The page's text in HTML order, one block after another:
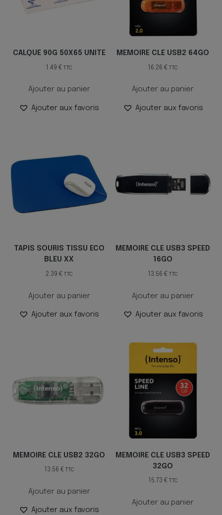
CALQUE 90G 50X65 UNITE
1.49€ TTC
Ajouter au panier
Ajouter aux favoris
MEMOIRE CLE USB2 64GO
16.26€ TTC
Ajouter au panier
Ajouter aux favoris
TAPIS SOURIS TISSU ECO
BLEU XX
2.39 € TTC
Ajouter au panier
Ajouter aux favoris
MEMOIRE CLE USB3 SPEED
16GO
13.56€ TTC
Ajouter au panier
Ajouter aux favoris
MEMOIRE CLE USB2 32GO
13.56 € TTC
Ajouter au panier
Ajouter aux favoris
MEMOIRE CLE USB3 SPEED
32GO
15.73 € TTC
Ajouter au panier